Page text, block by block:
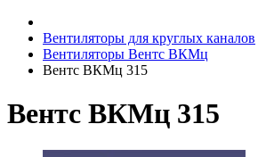
Вентиляторы для круглых каналов
Вентиляторы Вентс ВКМц
Вентс ВКМц 315
Вентс ВКМц 315